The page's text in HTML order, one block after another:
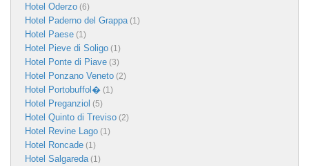
Hotel Oderzo (6)
Hotel Paderno del Grappa(1)
Hotel Paese (1)
Hotel Pieve di Soligo (1)
Hotel Ponte di Piave (3)
Hotel Ponzano Veneto (2)
Hotel Portobuffol� (1)
Hotel Preganziol (5)
Hotel Quinto di Treviso (2)
Hotel Revine Lago (1)
Hotel Roncade (1)
Hotel Salgareda(1)